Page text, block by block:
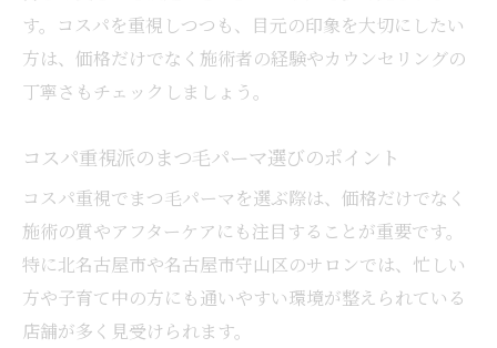
す。コスパを重視しつつも、目元の印象を大切にしたい
方は、価格だけでなく施術者の経験やカウンセリングの
丁寧さもチェックしましょう。
コスパ重視派のまつ毛パーマ選びのポイント
コスパ重視でまつ毛パーマを選ぶ際は、価格だけでなく
施術の質やアフターケアにも注目することが重要です。
特に北名古屋市や名古屋市守山区のサロンでは、忙しい
方や子育て中の方にも通いやすい環境が整えられている
店舗が多く見受けられます。